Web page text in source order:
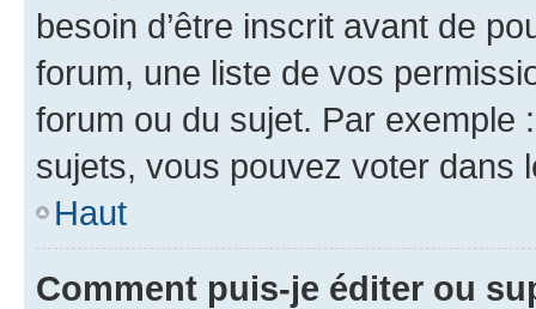
besoin d’être inscrit avant de
forum, une liste de vos
forum ou du sujet. Par exemple
sujets, vous pouvez voter dans
Haut
Comment puis-je éditer ou